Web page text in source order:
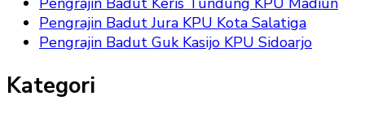
Pengrajin Badut Jura KPU Kota Salatiga
Pengrajin Badut Guk Kasijo KPU Sidoarjo
Kategori